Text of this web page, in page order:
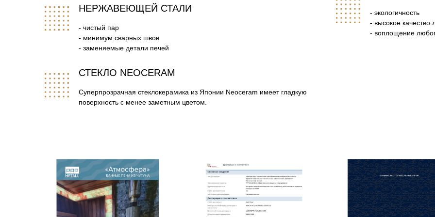
НЕРЖАВЕЮЩЕЙ СТАЛИ
- чистый пар
- минимум сварных швов
- заменяемые детали печей
- экологичность
- высокое качество
- воплощение
СТЕКЛО NEOCERAM
Суперпрозрачная стеклокерамика из Японии Neoceram имеет гладкую
поверхность с менее заметным цветом.